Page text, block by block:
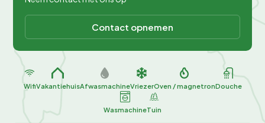
Contact opnemen
WifiVakantiehuisAfwasmachineVriezerOven / magnetronDouche
WasmachineTuin